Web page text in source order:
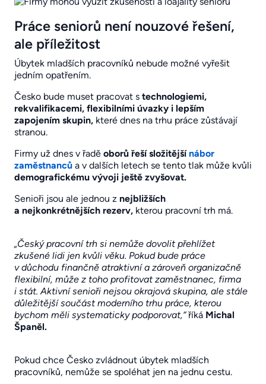
Práce seniorů není nouzové řešení,
ale příležitost
Úbytek mladších pracovníků nebude možné vyřešit
jedním opatřením.
Česko bude muset pracovat s technologiemi,
rekvalifikacemi, flexibilními úvazky i lepším
zapojením skupin, které dnes na trhu práce zůstávají
stranou.
Firmy už dnes v řadě oborů řeší složitějšínábor
zaměstnanců a v dalších letech se tento tlak může kvůli
demografickému vývoji ještě zvyšovat.
Senioři jsou ale jednou z nejbližších
a nejkonkrétnějších rezerv, kterou pracovní trh má.
„Český pracovní trh si nemůže dovolit přehlížet
zkušené lidi jen kvůli věku. Pokud bude práce
v důchodu finančně atraktivní a zároveň organizačně
flexibilní, může z toho profitovat zaměstnanec, firma
i stát. Aktivní senioři nejsou okrajová skupina, ale stále
důležitější součást moderního trhu práce, kterou
bychom měli systematicky podporovat,“říká Michal
Španěl.
Pokud chce Česko zvládnout úbytek mladších
pracovníků, nemůže se spoléhat jen na jednu cestu.